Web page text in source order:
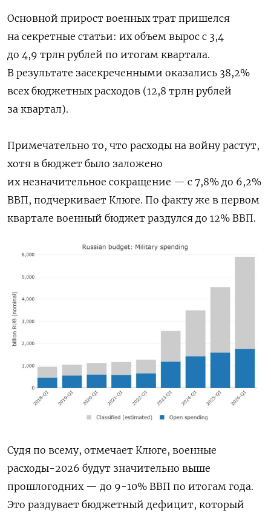
Основной прирост военных трат пришелся
на секретные статьи: их объем вырос с 3,4
до 4,9 трлн рублей по итогам квартала.
В результате засекреченными оказались 38,2%
всех бюджетных расходов (12,8 трлн рублей
за квартал).
Примечательно то, что расходы на войну растут,
хотя в бюджет было заложено
их незначительное сокращение — с 7,8% до 6,2%
ВВП, подчеркивает Клюге. По факту же в первом
квартале военный бюджет раздулся до 12% ВВП.
Судя по всему, отмечает Клюге, военные
расходы-2026 будут значительно выше
прошлогодних — до 9-10% ВВП по итогам года.
Это раздувает бюджетный дефицит, который